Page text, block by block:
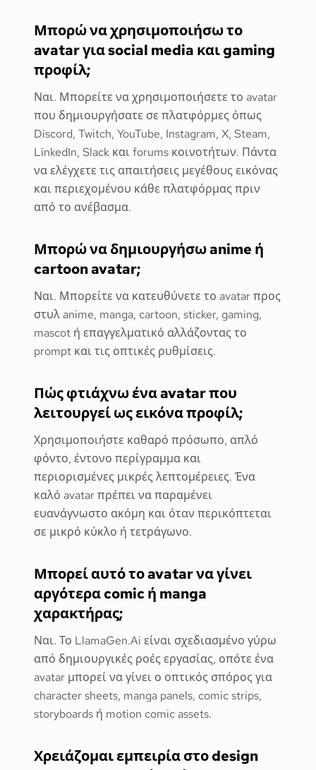
Μπορώ να χρησιμοποιήσω το
avatar για social media και gaming
προφίλ;
Ναι. Μπορείτε να χρησιμοποιήσετε το avatar
που δημιουργήσατε σε πλατφόρμες όπως
Discord, Twitch, YouTube, Instagram, X, Steam,
LinkedIn, Slack και forums κοινοτήτων. Πάντα
να ελέγχετε τις απαιτήσεις μεγέθους εικόνας
και περιεχομένου κάθε πλατφόρμας πριν
από το ανέβασμα.
Μπορώ να δημιουργήσω anime ή
cartoon avatar;
Ναι. Μπορείτε να κατευθύνετε το avatar προς
στυλ anime, manga, cartoon, sticker, gaming,
mascot ή επαγγελματικό αλλάζοντας το
prompt και τις οπτικές ρυθμίσεις.
Πώς φτιάχνω ένα avatar που
λειτουργεί ως εικόνα προφίλ;
Χρησιμοποιήστε καθαρό πρόσωπο, απλό
φόντο, έντονο περίγραμμα και
περιορισμένες μικρές λεπτομέρειες. Ένα
καλό avatar πρέπει να παραμένει
ευανάγνωστο ακόμη και όταν περικόπτεται
σε μικρό κύκλο ή τετράγωνο.
Μπορεί αυτό το avatar να γίνει
αργότερα comic ή manga
χαρακτήρας;
Ναι. Το LlamaGen.Ai είναι σχεδιασμένο γύρω
από δημιουργικές ροές εργασίας, οπότε ένα
avatar μπορεί να γίνει ο οπτικός σπόρος για
character sheets, manga panels, comic strips,
storyboards ή motion comic assets.
Χρειάζομαι εμπειρία στο design